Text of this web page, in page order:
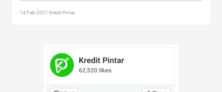
14 Feb 2021 Kredit Pintar.